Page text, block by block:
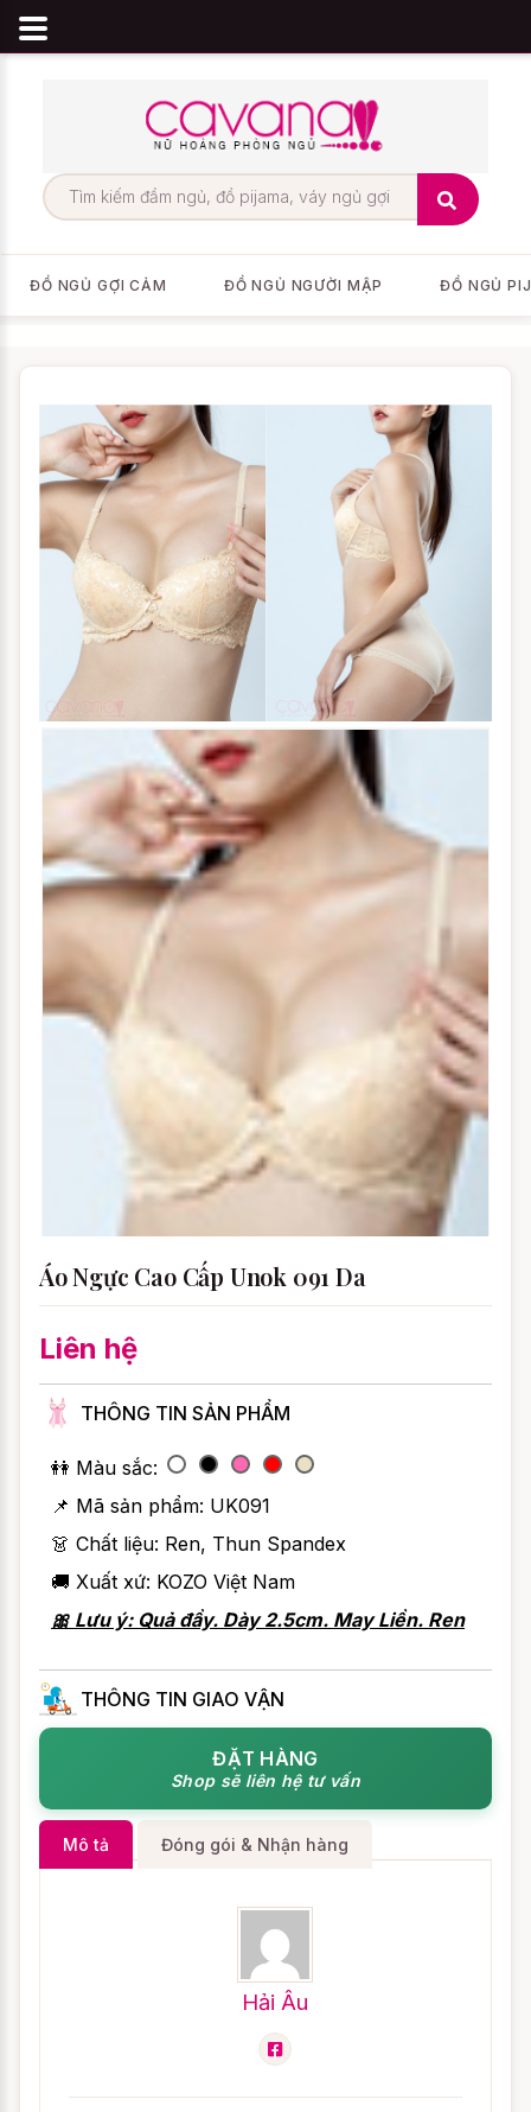
ĐỒ NGỦ GỢI CẢM ĐỒ NGỦ NGƯỜI MẬP ĐỒ NGỦ
Áo Ngực Cao Cấp Unok 091 Da
Liên hệ
THÔNG TIN SẢN PHẨM
👭 Màu sắc:
📌 Mã sản phẩm: UK091
👗 Chất liệu: Ren, Thun Spandex
🚚 Xuất xứ: KOZO Việt Nam
🎀 Lưu ý: Quả đầy. Dày 2.5cm. May Liền. Ren
THÔNG TIN GIAO VẬN
ĐẶT HÀNG
Shop sẽ liên hệ tư vấn
Mô tả Đóng gói & Nhận hàng
Hải Âu